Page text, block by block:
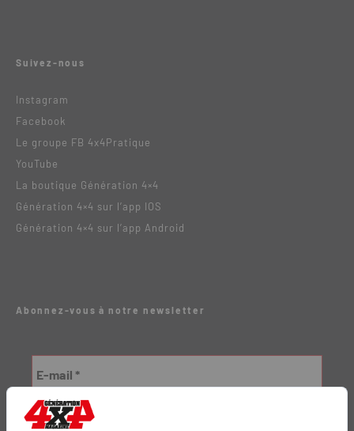
Suivez-nous
Instagram
Facebook
Le groupe FB 4x4Pratique
YouTube
La boutique Génération 4×4
Génération 4×4 sur l’app IOS
Génération 4×4 sur l’app Android
Abonnez-vous à notre newsletter